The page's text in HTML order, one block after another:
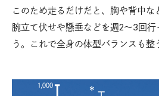
このため走るだけだと、胸や背中な
腕立て伏せや懸垂などを週2〜3回行
う。これで全身の体型バランスも整